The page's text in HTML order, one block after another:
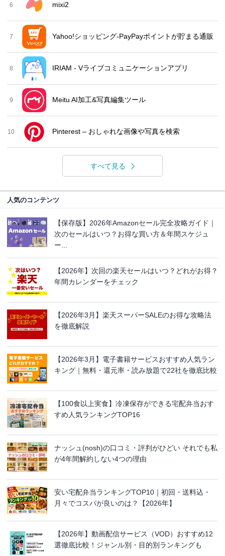
6 mixi2
7 Yahoo!ショッピング-PayPayポイントが貯まる通販
8 IRIAM - Vライブコミュニケーションアプリ
9 Meitu AI加工&写真編集ツール
10 Pinterest – おしゃれな画像や写真を検索
すべて見る
人気のコンテンツ
【保存版】2026年Amazonセール完全攻略ガイド｜
次のセールはいつ？お得な買い方＆年間スケジュ
ー...
【2026年】次回の楽天セールはいつ？どれがお得？
年間カレンダーをチェック
【2026年3月】楽天スーパーSALEのお得な攻略法
を徹底解説
【2026年3月】電子書籍サービスおすすめ人気ラン
キング｜無料・還元率・読み放題で22社を徹底比較
【100食以上実食】冷凍保存ができる宅配弁当おす
すめ人気ランキングTOP16
ナッシュ(nosh)の口コミ・評判がひどい それでも私
が4年間解約しない4つの理由
安い宅配弁当ランキングTOP10｜初回・送料込・
月々でコスパが良いのは？【2026年】
【2026年】動画配信サービス（VOD）おすすめ12
選徹底比較！ジャンル別・目的別ランキングも